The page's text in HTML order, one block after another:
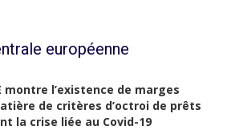
européenne
montre l’existence de marges
de critères d’octroi de prêts
la crise liée au Covid-19